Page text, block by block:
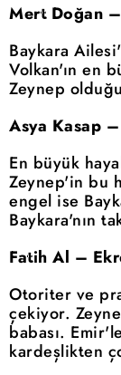
Mert Doğan
Baykara
Volkan'ın en
Zeynep
Asya Kasap
En büyük
Zeynep'in bu
engel ise
Baykara'nın
Fatih Al –
Otoriter ve
çekiyor.
babası.
kardeşlikten